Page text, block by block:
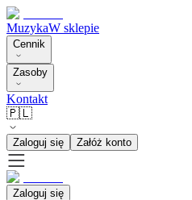
MuzykaW sklepie
Cennik
Zasoby
Kontakt
🇵🇱
Zaloguj się Załóż konto
Zaloguj się